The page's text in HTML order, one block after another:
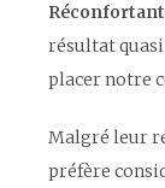
résultat
placer notre
Malgré leur
préfère